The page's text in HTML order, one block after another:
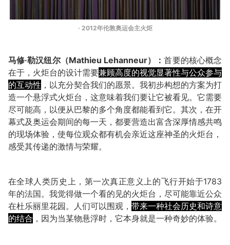
· 2012年伦敦奥运会主火炬
马修·勒汉纽尔（Mathieu Lehanneur）：首要的核心概念
在于，火炬台的设计需要兼顾高度的视觉显著性与公众参与
的互动性 ，以充分契合我们的愿景。我初步构想的方案为打
造一个悬浮式火炬台，这意味着我们要让它被看见。它需要
尽可能高，以便从巴黎的多个角度都能看到它。其次，在开
幕式及奥运会期间的每一天，都要营造出富含深厚情感共鸣
的现场体验，使每位观众都有机会亲近这座神圣的火炬台，
感受其传递的激情与荣耀。
在全球人类历史上，第一次真正意义上的飞行开始于1783
年的法国。我觉得做一个看的见的火炬台，尽可能靠近公众
在杜乐丽里花园。人们可以围观，带来一种社会历史和诗意
的结合 ，因为当某物悬浮时，它本身就是一种奇妙的体验。